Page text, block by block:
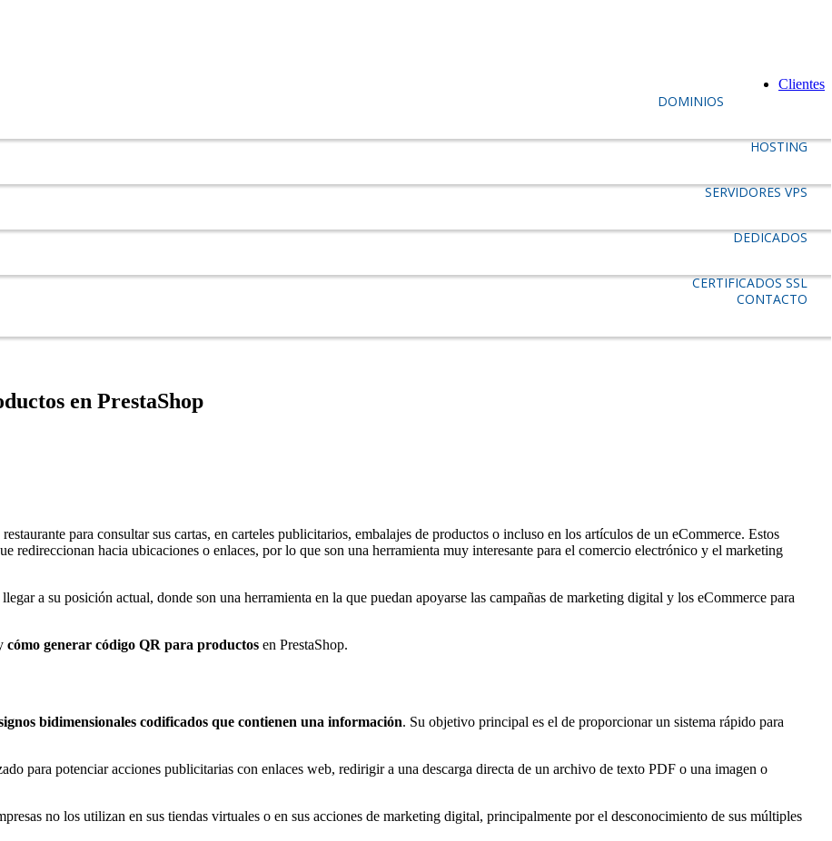
Clientes
DOMINIOS
HOSTING
SERVIDORES VPS
DEDICADOS
CERTIFICADOS SSL
CONTACTO
en PrestaShop
para consultar sus cartas, en carteles publicitarios, embalajes de productos o incluso en los artículos de un eCommerce. Estos
redireccionan hacia ubicaciones o enlaces, por lo que son una herramienta muy interesante para el comercio electrónico y el marketing
a su posición actual, donde son una herramienta en la que puedan apoyarse las campañas de marketing digital y los eCommerce para
cómo generar código QR para productos en PrestaShop.
bidimensionales codificados que contienen una información. Su objetivo principal es el de proporcionar un sistema rápido para
para potenciar acciones publicitarias con enlaces web, redirigir a una descarga directa de un archivo de texto PDF o una imagen o
no los utilizan en sus tiendas virtuales o en sus acciones de marketing digital, principalmente por el desconocimiento de sus múltiples